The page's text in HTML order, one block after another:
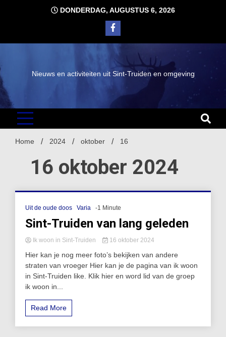
DONDERDAG, AUGUSTUS 6, 2026
Nieuws en activiteiten uit Sint-Truiden en omgeving
Home 2024 oktober 16
16 oktober 2024
Uit de oude doos Varia -1 Minute
Sint-Truiden van lang geleden
Ik woon in Sint-Truiden 16 oktober 2024
Hier kan je nog meer foto’s bekijken van andere
straten van vroeger Hier kan je de pagina van ik woon
in Sint-Truiden like. Klik hier en word lid van de groep
ik woon in...
Read More